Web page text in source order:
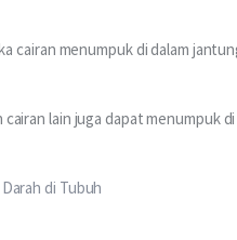
menumpuk di dalam
lain juga dapat menumpuk
di Tubuh